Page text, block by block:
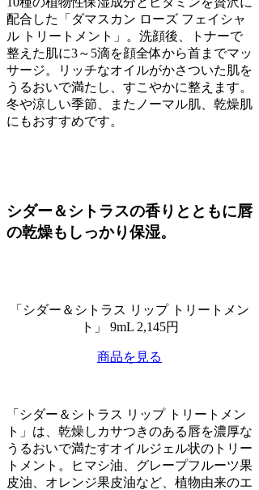
配合した「ダマスカン ローズ フェイシャ
ル トリートメント」。洗顔後、トナーで
整えた肌に3～5滴を顔全体から首までマッ
サージ。リッチなオイルがかさついた肌を
うるおいで満たし、すこやかに整えます。
冬や涼しい季節、またノーマル肌、乾燥肌
にもおすすめです。
シダー＆シトラスの香りとともに唇
の乾燥もしっかり保湿。
「シダー＆シトラス リップ トリートメン
ト」 9mL 2,145円
商品を見る
「シダー＆シトラス リップ トリートメン
ト」は、乾燥しカサつきのある唇を濃厚な
うるおいで満たすオイルジェル状のトリー
トメント。ヒマシ油、グレープフルーツ果
皮油、オレンジ果皮油など、植物由来のエ